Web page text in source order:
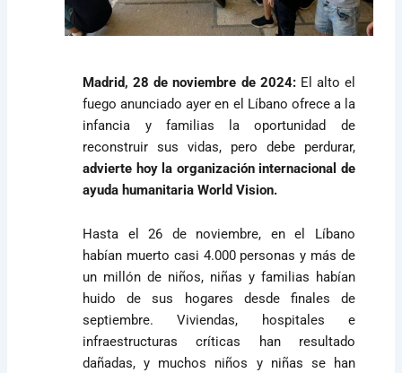
Madrid, 28 de noviembre de 2024:El alto el
fuego anunciado ayer en el Líbano ofrece a la
infancia y familias la oportunidad de
reconstruir sus vidas, pero debe perdurar,
advierte hoy la organización internacional de
ayuda humanitaria World Vision.
Hasta el 26 de noviembre, en el Líbano
habían muerto casi 4.000 personas y más de
un millón de niños, niñas y familias habían
huido de sus hogares desde finales de
septiembre. Viviendas, hospitales e
infraestructuras críticas han resultado
dañadas, y muchos niños y niñas se han